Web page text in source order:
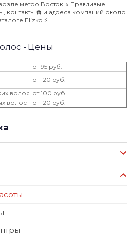
метро Восток ⭐️ Правдивые
контакты ☎️ и адреса компаний около
Blizko ⚡️
- Цены
от 95 руб.
от 120 руб.
волос от 100 руб.
волос
от 120 руб.